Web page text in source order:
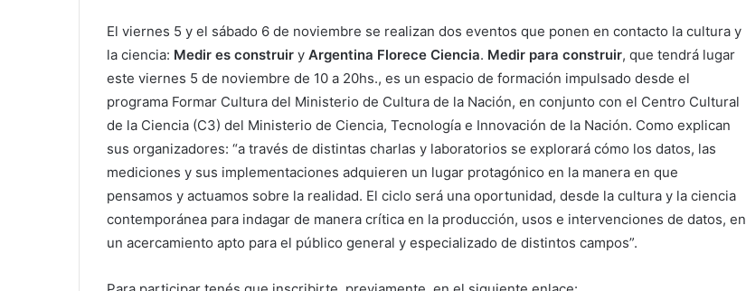
El viernes 5 y el sábado 6 de noviembre se realizan dos eventos que ponen en contacto la cultura y
la ciencia: Medir es construir y Argentina Florece Ciencia. Medir para construir, que tendrá lugar
este viernes 5 de noviembre de 10 a 20hs., es un espacio de formación impulsado desde el
programa Formar Cultura del Ministerio de Cultura de la Nación, en conjunto con el Centro Cultural
de la Ciencia (C3) del Ministerio de Ciencia, Tecnología e Innovación de la Nación. Como explican
sus organizadores: “a través de distintas charlas y laboratorios se explorará cómo los datos, las
mediciones y sus implementaciones adquieren un lugar protagónico en la manera en que
pensamos y actuamos sobre la realidad. El ciclo será una oportunidad, desde la cultura y la ciencia
contemporánea para indagar de manera crítica en la producción, usos e intervenciones de datos, en
un acercamiento apto para el público general y especializado de distintos campos”.